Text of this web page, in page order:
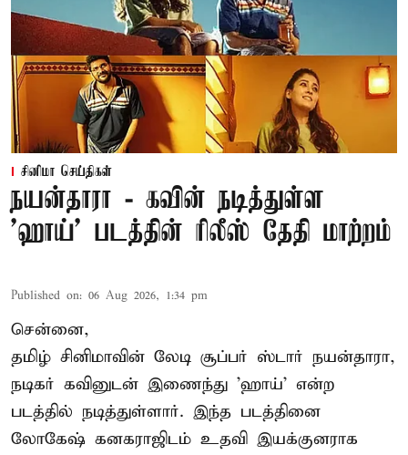
சினிமா செய்திகள்
நயன்தாரா - கவின் நடித்துள்ள
'ஹாய்' படத்தின் ரிலீஸ் தேதி மாற்றம்
Published on: 06 Aug 2026, 1:34 pm
சென்னை,
தமிழ் சினிமாவின் லேடி சூப்பர் ஸ்டார் நயன்தாரா,
நடிகர் கவினுடன் இணைந்து 'ஹாய்' என்ற
படத்தில் நடித்துள்ளார். இந்த படத்தினை
லோகேஷ் கனகராஜிடம் உதவி இயக்குனராக